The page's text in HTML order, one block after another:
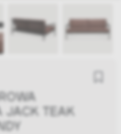
JACK TEAK